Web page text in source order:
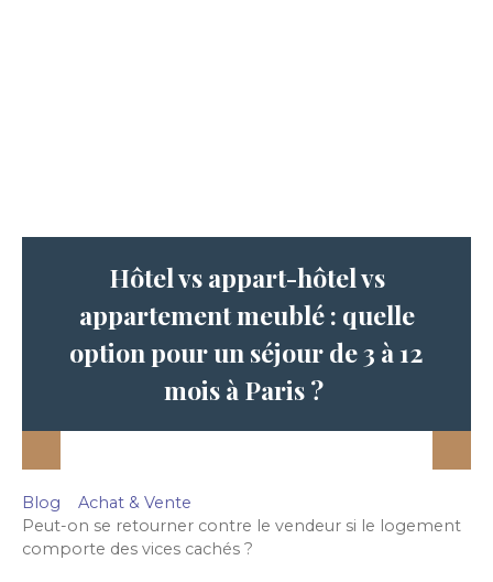
Hôtel vs appart-hôtel vs
appartement meublé : quelle
option pour un séjour de 3 à 12
mois à Paris ?
Blog
Achat & Vente
Peut-on se retourner contre le vendeur si le logement
comporte des vices cachés ?